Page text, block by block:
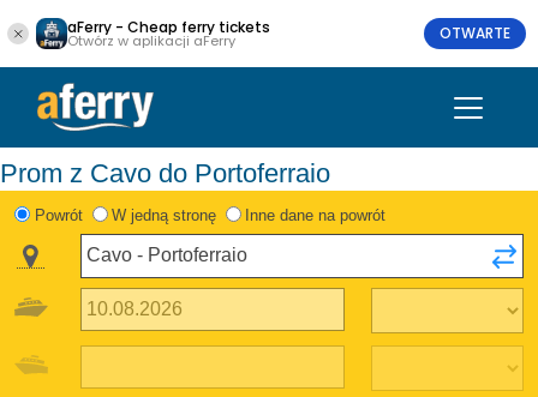
aFerry - Cheap ferry tickets
Otwórz w aplikacji aFerry OTWARTE
Prom z Cavo do Portoferraio
Powrót W jedną stronę Inne dane na powrót